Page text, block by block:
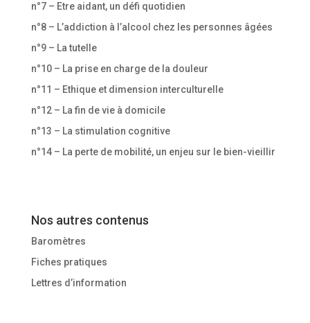
n°7 – Etre aidant, un défi quotidien
n°8 – L’addiction à l’alcool chez les personnes âgées
n°9 – La tutelle
n°10 – La prise en charge de la douleur
n°11 – Ethique et dimension interculturelle
n°12 – La fin de vie à domicile
n°13 – La stimulation cognitive
n°14 – La perte de mobilité, un enjeu sur le bien-vieillir
Nos autres contenus
Baromètres
Fiches pratiques
Lettres d’information